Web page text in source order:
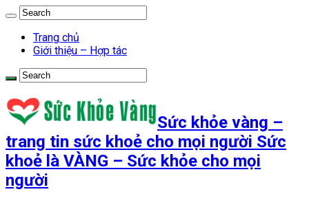
Trang chủ
Giới thiệu – Hợp tác
Sức khỏe vàng –
trang tin sức khoẻ cho mọi người Sức
khoẻ là VÀNG – Sức khỏe cho mọi
người